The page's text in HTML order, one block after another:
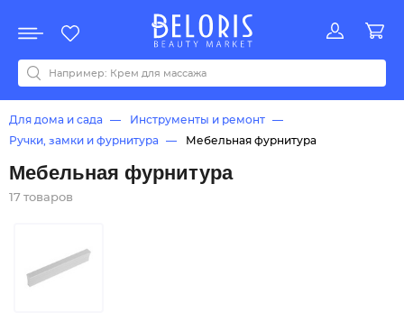
Акции
Все бренды
0-9ABCDEFGHIJKLMNOPQRSTUVWYZАБВДЗИМОКЛНПРСТУФ
Для дома и сада
Инструменты и ремонт
Ручки, замки и фурнитура
Мебельная фурнитура
Мебельная фурнитура
17 товаров